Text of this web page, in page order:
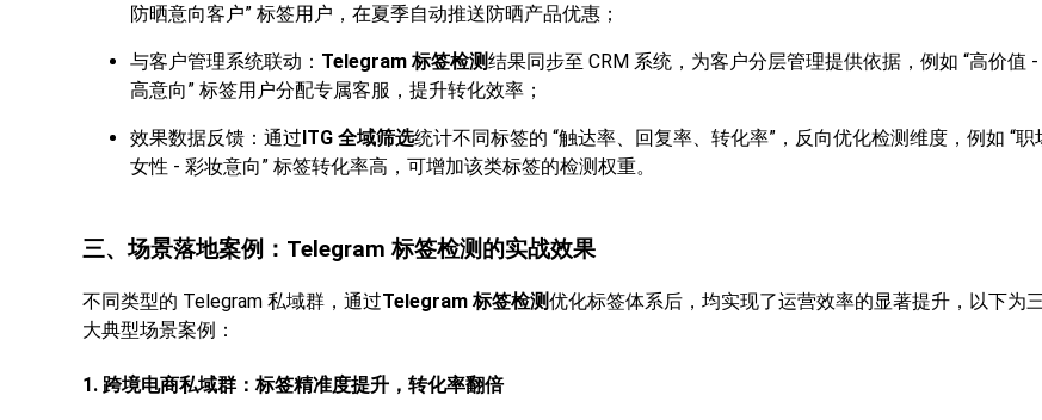
防晒意向客户” 标签用户，在夏季自动推送防晒产品优惠；
与客户管理系统联动： Telegram 标签检测结果同步至 CRM 系统，为客户分层管理提供依据，例如 “高价值 -
高意向” 标签用户分配专属客服，提升转化效率；
效果数据反馈：通过ITG 全域筛选统计不同标签的 “触达率、回复率、转化率”，反向优化检测维度，例如 “职
女性 - 彩妆意向” 标签转化率高，可增加该类标签的检测权重。
三、场景落地案例：Telegram 标签检测的实战效果
不同类型的 Telegram 私域群，通过Telegram 标签检测优化标签体系后，均实现了运营效率的显著提升，以下为
大典型场景案例：
1. 跨境电商私域群：标签精准度提升，转化率翻倍